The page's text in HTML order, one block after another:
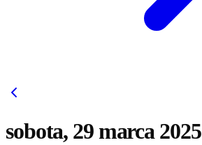
sobota, 29 marca 2025